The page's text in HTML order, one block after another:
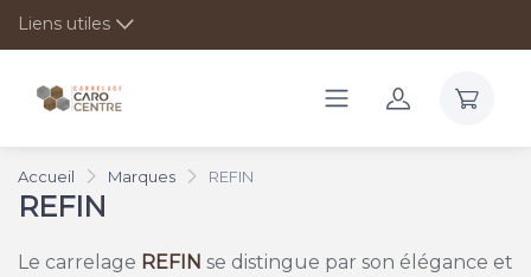
Liens utiles
Accueil Marques REFIN
REFIN
Le carrelage REFIN se distingue par son élégance et